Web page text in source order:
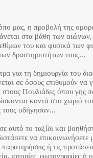
μας, η προβολή της
στα βάθη των
του και φυσικά των
δραστηριοτήτων τους…
για τη δημιουργία του
σε όσους επιθυμούν να
Πουλιάδες όπου γης
κοντά στο χωριό
τους οδήγησαν…
αυτό το ταξίδι και
να επικοινωνήσετε
παρατηρήσεις ή τις
ιστορίες, φωτογραφίες ή